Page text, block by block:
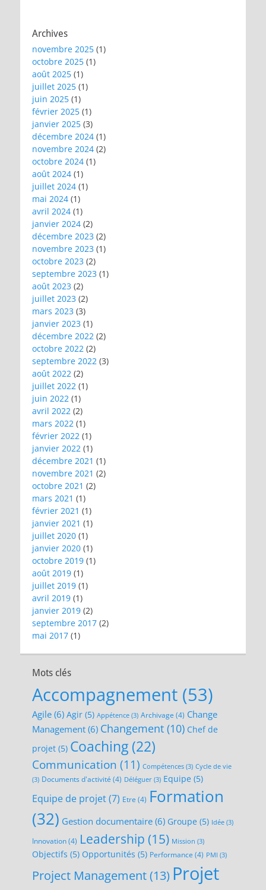
Archives
novembre 2025 (1)
octobre 2025 (1)
août 2025 (1)
juillet 2025 (1)
juin 2025 (1)
février 2025 (1)
janvier 2025 (3)
décembre 2024 (1)
novembre 2024 (2)
octobre 2024 (1)
août 2024 (1)
juillet 2024 (1)
mai 2024 (1)
avril 2024 (1)
janvier 2024 (2)
décembre 2023 (2)
novembre 2023 (1)
octobre 2023 (2)
septembre 2023 (1)
août 2023 (2)
juillet 2023 (2)
mars 2023 (3)
janvier 2023 (1)
décembre 2022 (2)
octobre 2022 (2)
septembre 2022 (3)
août 2022 (2)
juillet 2022 (1)
juin 2022 (1)
avril 2022 (2)
mars 2022 (1)
février 2022 (1)
janvier 2022 (1)
décembre 2021 (1)
novembre 2021 (2)
octobre 2021 (2)
mars 2021 (1)
février 2021 (1)
janvier 2021 (1)
juillet 2020 (1)
janvier 2020 (1)
octobre 2019 (1)
août 2019 (1)
juillet 2019 (1)
avril 2019 (1)
janvier 2019 (2)
septembre 2017 (2)
mai 2017 (1)
Mots clés
Accompagnement (53)
Agile (6) Agir (5) Appétence (3) Archivage (4) Change
Management (6) Changement (10) Chef de
projet (5) Coaching (22)
Communication (11) Compétences (3) Cycle de vie
(3) Documents d'activité (4) Déléguer (3) Equipe (5)
Equipe de projet(7) Etre (4) Formation
(32) Gestion documentaire (6) Groupe (5) Idée (3)
Innovation(4) Leadership (15) Mission (3)
Objectifs (5) Opportunités (5) Performance (4) PMI (3)
Project Management(13) Projet